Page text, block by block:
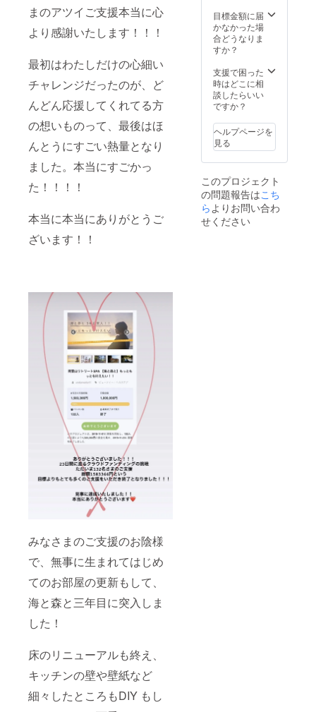
まのアツイご支援本当に心
より感謝いたします！！！
最初はわたしだけの心細い
チャレンジだったのが、ど
んどん応援してくれてる方
の想いものって、最後はほ
んとうにすごい熱量となり
ました。本当にすごかっ
た！！！！
本当に本当にありがとうご
ざいます！！
みなさまのご支援のお陰様
で、無事に生まれてはじめ
てのお部屋の更新もして、
海と森と三年目に突入しま
した！
床のリニューアルも終え、
キッチンの壁や壁紙など
細々したところもDIY もし
しの波
動がこ
こには
土産に
アロマ
スプ
レーか
ロール
オンを
致しま
す。 本
プロ
ジェク
トイチ
オシリ
ターン
リート
スパだ
からこ
ゆった
りと リ
ラック
スした
演奏を
までお
楽しみ
くださ
い。 他
では味
わえな
い、極
い。
そ、い
つもは
きこえ
の心の
声がき
くこと
ができ
海沿い
をある
くこと
で、感
しを。
遮るも
のがな
にもな
い空と
ひ、あ
なたの
ストー
リー聞
くださ
い◎ サ
ンセッ
トみな
オー
シャン
フロン
ト bath
クレイ
バスで
日頃の
色々を
ぜーん
目標金額に届
かなかった場
合どうなりま
すか？
支援で困った
時はどこに相
談したらいい
ですか？
ヘルプページを
見る
このプロジェクト
の問題報告はこち
ら よりお問い合わ
せください